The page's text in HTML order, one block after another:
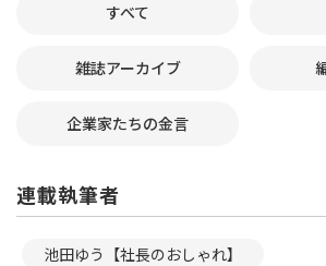
すべて
雑誌アーカイブ
企業家たちの金言
連載執筆者
池田ゆう【社長のおしゃれ】